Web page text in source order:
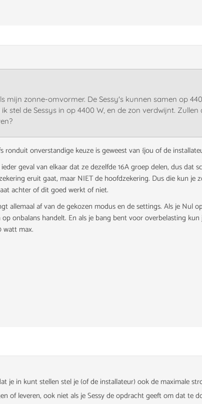
mijn zonne-omvormer. De Sessy's kunnen samen op
stel de Sessys in op 4400 W, en de zon verdwijnt. Zullen
onverstandige keuze is geweest van {jou of de
geval van elkaar dat ze dezelfde 16A groep delen, dus dat
eruit gaat, maar NIET de hoofdzekering. Dus die kun je
achter of dit goed werkt of niet.
allemaal af van de gekozen modus en de settings. Als je Nul
onbalans handelt. En als je bang bent voor overbelasting
watt max.
je in kunt stellen stel je (of de installateur) ook de maximale
of leveren, ook niet als je Sessy de opdracht geeft om dat te